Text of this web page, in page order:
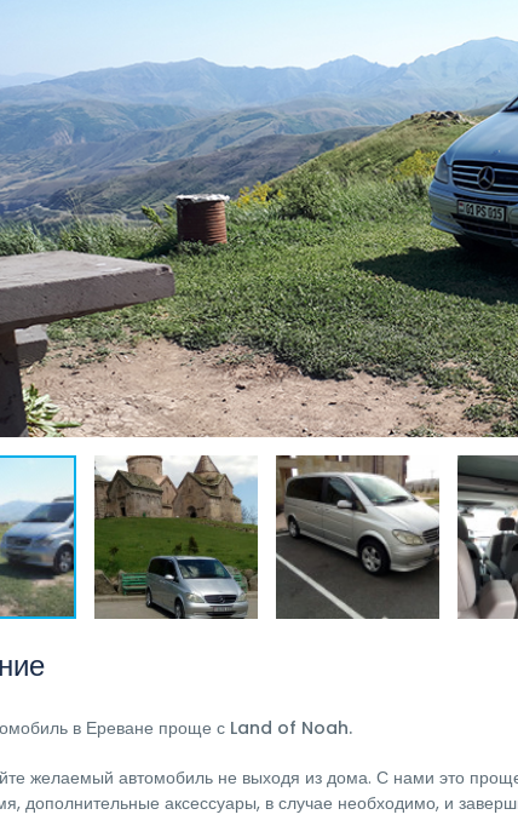
в Ереване проще с Land of Noah.
желаемый автомобиль не выходя из дома. С нами это
дополнительные аксессуары, в случае необходимо, и